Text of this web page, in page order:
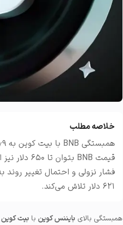
تاریخچه معاملات
مشاهده سفارش‌های باز، معاملات و ...
خلاصه مطلب
۶۲۱ دلار تلاش می‌کند.
همبستگی بالای بایننس کوینبا بیت کوین